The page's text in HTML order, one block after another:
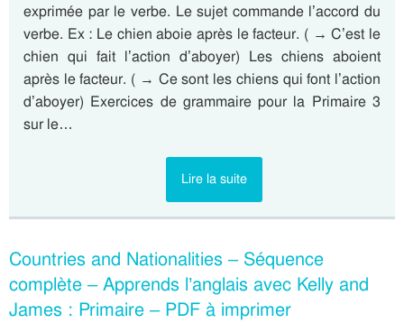
exprimée par le verbe. Le sujet commande l’accord du
verbe. Ex : Le chien aboie après le facteur. ( → C’est le
chien qui fait l’action d’aboyer) Les chiens aboient
après le facteur. ( → Ce sont les chiens qui font l’action
d’aboyer) Exercices de grammaire pour la Primaire 3
sur le…
Lire la suite
Countries and Nationalities – Séquence
complète – Apprends l’anglais avec Kelly and
James : Primaire – PDF à imprimer